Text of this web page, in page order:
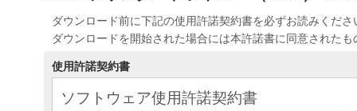
ダウンロード前に下記の使用許諾契約書を必ずお読みくださ
ダウンロードを開始された場合には本許諾書に同意された
使用許諾契約書
ソフトウェア使用許諾契約書